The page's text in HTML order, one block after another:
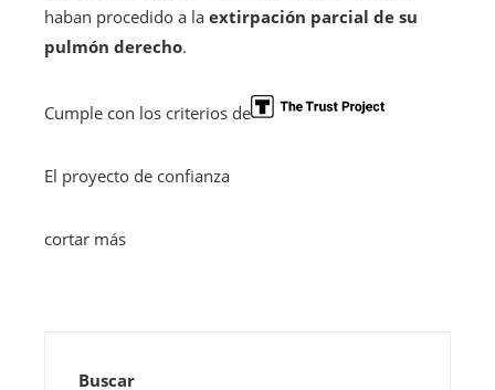
haban procedido a la extirpación parcial de su
pulmón derecho.
Cumple con los criterios de
El proyecto de confianza
cortar más
Buscar